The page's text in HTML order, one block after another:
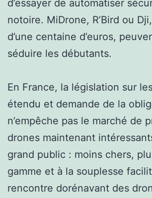
d’essayer de automatiser
notoire. MiDrone, R’Bird ou
d’une centaine d’euros,
séduire les débutants.
En France, la législation sur
étendu et demande de la
n’empêche pas le marché de
drones maintenant
grand public : moins chers,
gamme et à la souplesse
rencontre dorénavant des